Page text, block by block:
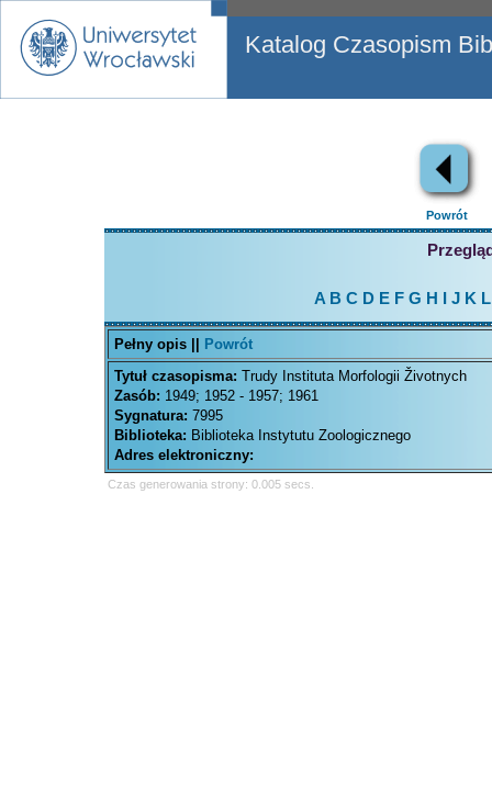
Katalog Czasopism
Powrót
A B C D EFG H J K L
Pełny opis ||
Powrót
Tytuł czasopisma: Trudy Instituta Morfologii Životnych
Zasób: 1949; 1952 - 1957; 1961
Sygnatura: 7995
Biblioteka: Biblioteka Instytutu Zoologicznego
Adres elektroniczny:
Czas generowania strony: 0.005 secs.